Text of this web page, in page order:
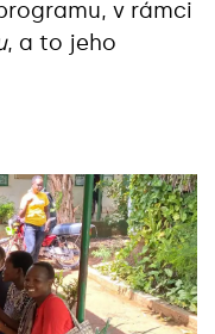
v rámci
, a to jeho